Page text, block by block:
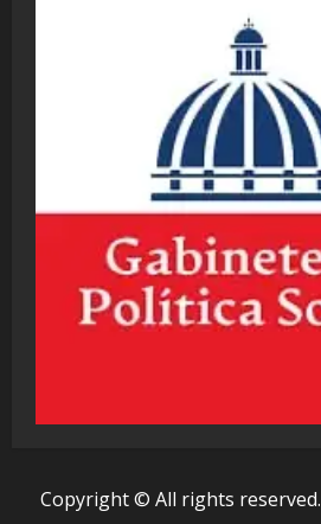
Copyright © All rights reserved.